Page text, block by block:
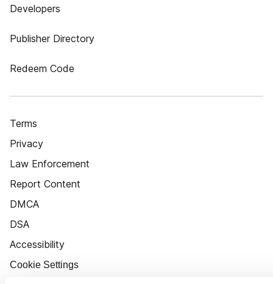
Developers
Publisher Directory
Redeem Code
Terms
Privacy
Law Enforcement
Report Content
DMCA
DSA
Accessibility
Cookie Settings